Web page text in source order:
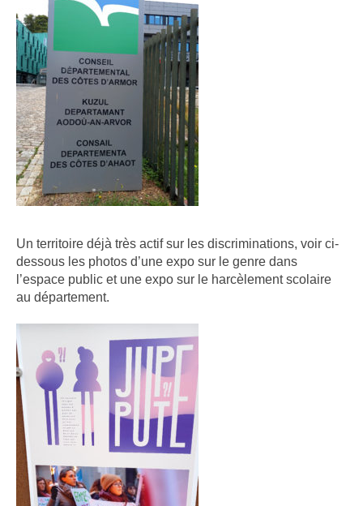
Un territoire déjà très actif sur les discriminations, voir ci-
dessous les photos d’une expo sur le genre dans
l’espace public et une expo sur le harcèlement scolaire
au département.